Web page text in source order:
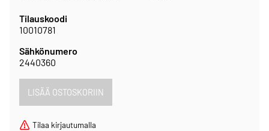
Tilauskoodi
10010781
Sähkönumero
2440360
Tilaa kirjautumalla